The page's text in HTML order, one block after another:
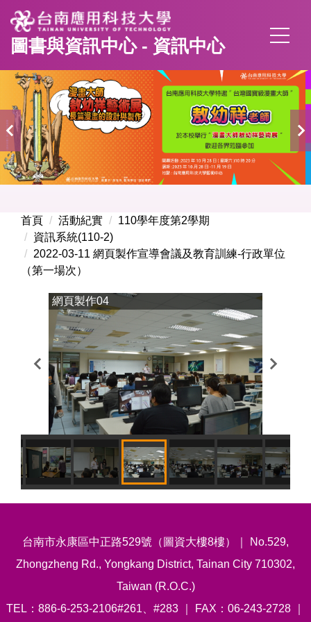
跳
到
主
內
區
圖書與資訊中心 - 資訊中心
首頁 活動紀實
110學年度第2學期
資訊系統(110-2)
2022-03-11 網頁製作宣導會議及教育訓練-行政單位
（第一場次）
網頁製作04
台南市永康區中正路529號（圖資大樓8樓）｜ No.529,
Zhongzheng Rd., Yongkang District, Tainan City 710302,
Taiwan (R.O.C.)
TEL：886-6-253-2106#261、#283 ｜ FAX：06-243-2728 ｜